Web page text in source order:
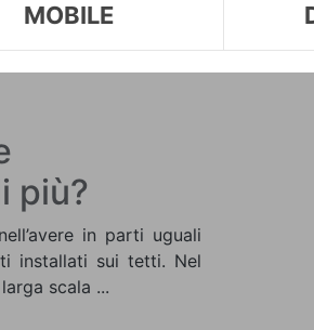
MOBILE
più?
in parti uguali
installati sui tetti. Nel
scala ...